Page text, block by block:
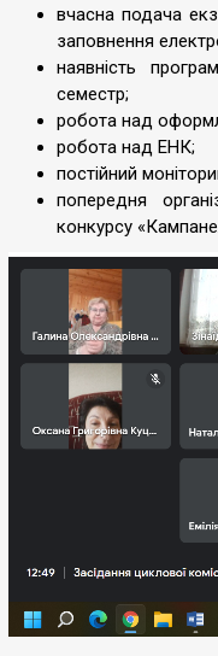
вчасна подача
заповнення
наявність
семестр;
робота над
робота над ЕНК;
постійний
попередня
конкурсу